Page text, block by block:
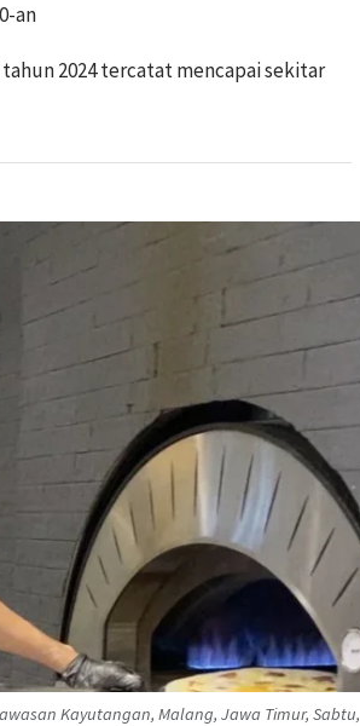
an
2024 tercatat mencapai sekitar
Kayutangan, Malang, Jawa Timur, Sabtu,